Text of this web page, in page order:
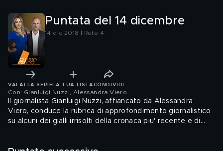
Puntata del 14 dicembre
14 dic 2018 | Rete 4
VAI ALLA SERIE LA TUA LISTA CONDIVIDI
Con: Gianluigi Nuzzi, Alessandra Viero
Il giornalista Gianluigi Nuzzi, affiancato da Alessandra
Viero, conduce la rubrica di approfondimento giornalistico
su alcuni dei gialli irrisolti della cronaca piu' recente e di